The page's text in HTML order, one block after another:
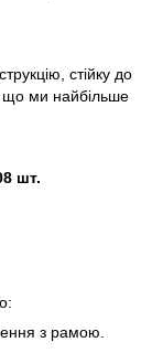
стійку до
що ми найбільше
шт.
з рамою.